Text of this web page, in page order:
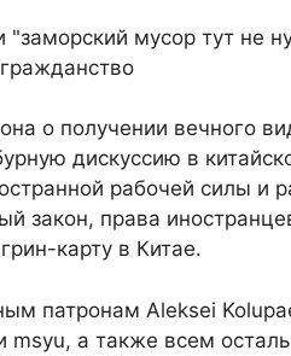
о получении вечного
дискуссию в
рабочей силы и
закон, права
карту в Китае.
патронам Aleksei
msyu, а также всем